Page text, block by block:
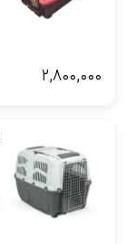
۲,۸۰۰,۰۰۰